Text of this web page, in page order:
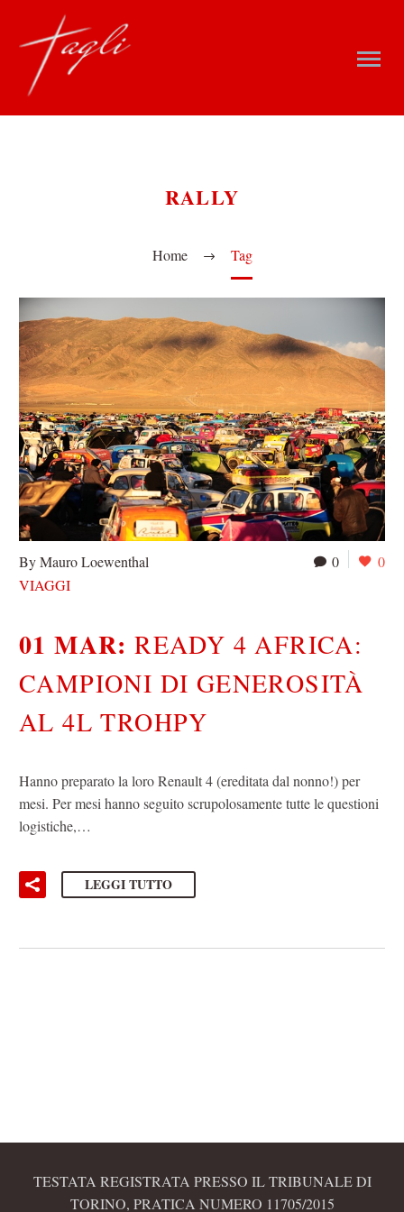
RALLY
Home Tag
0 0
By Mauro Loewenthal
VIAGGI
01 MAR:READY 4 AFRICA:
CAMPIONI DI GENEROSITÀ
AL 4L TROHPY
Hanno preparato la loro Renault 4 (ereditata dal nonno!) per
mesi. Per mesi hanno seguito scrupolosamente tutte le questioni
logistiche,…
LEGGI TUTTO
TESTATA REGISTRATA PRESSO IL TRIBUNALE DI
TORINO, PRATICA NUMERO 11705/2015